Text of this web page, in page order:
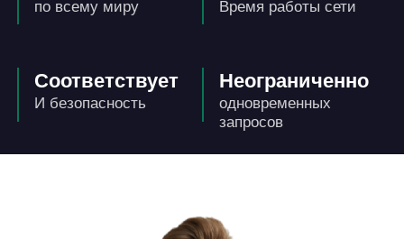
по всему миру Время работы сети
Соответствует
И безопасность
Неограниченно
одновременных
запросов